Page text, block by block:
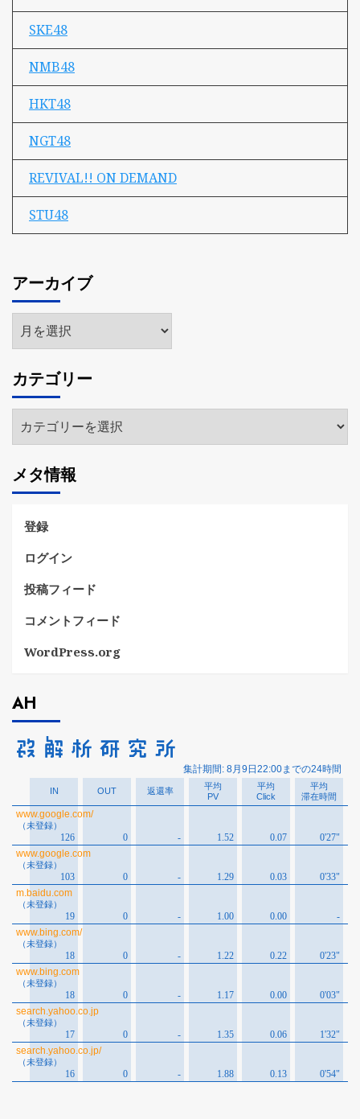
SKE48
NMB48
HKT48
NGT48
REVIVAL!! ON DEMAND
STU48
アーカイブ
ア
ー
イ
ブ
カテゴリー
テ
リ
ー
メタ情報
登録
ログイン
投稿フィード
コメントフィード
WordPress.org
AH